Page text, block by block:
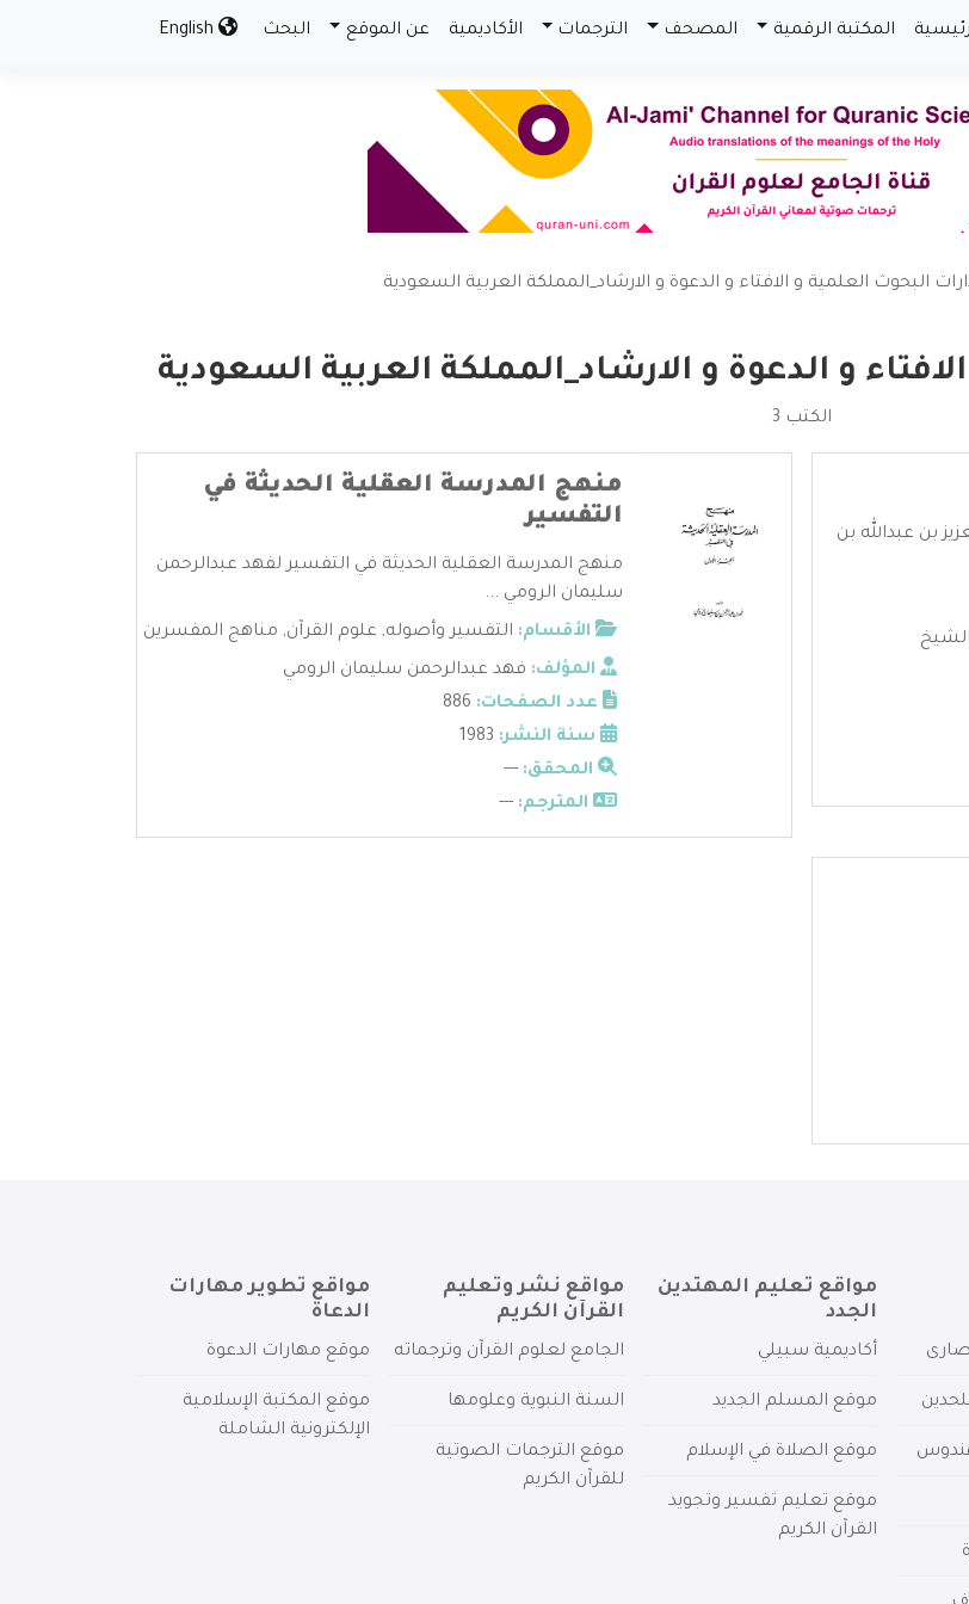
المكتبة الرقمية المصحف الترجمات الأكاديمية عن الموقع البحث
البحوث العلمية و الافتاء و الدعوة و الارشاد_المملكة العربية السعودية
و الدعوة و الارشاد_المملكة العربية السعودية
الكتب 3
بن عبدالله بن
منهج المدرسة العقلية الحديثة في
التفسير
منهج المدرسة العقلية الحديثة في التفسير لفهد عبدالرحمن
سليمان الرومي ...
الأقسام: التفسير وأصوله, علوم القرآن, مناهج المفسرين
المؤلف: فهد عبدالرحمن سليمان الرومي
عدد الصفحات:
سنة النشر:
المحقق: ---
المترجم: ---
مواقع تعليم المهتدين
الجدد
أكاديمية سبيلي
موقع المسلم الجديد
موقع الصلاة في الإسلام
موقع تعليم تفسير وتجويد
القرآن الكريم
مواقع نشر وتعليم
القرآن الكريم
الجامع لعلوم القرآن وترجماته
السنة النبوية وعلومها
موقع الترجمات الصوتية
للقرآن الكريم
مواقع تطوير مهارات
الدعاة
موقع مهارات الدعوة
موقع المكتبة الإسلامية
الإلكترونية الشاملة